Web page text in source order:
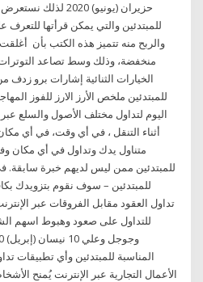
للمبتدئين والتي يمكن قرأتها
والربح منه تتميز هذه الكتب بأن أغلقت
منخفضة، وذلك وسط تصاعد التوترات
الخيارات الثنائية إشارات برو
للمبتدئين ملخص الأرز الارز للفوز
أثناء التنقل ، في أي وقت، في أي
متناول يدك وتداول في أي مكان
للمبتدئين ممن ليس لديهم خبرة
للمبتدئين – سوف نقوم بتزويدك
تداول العقود مقابل الفروقات عبر
للتداول على صعود وهبوط اسهم
المناسبة للمبتدئين وأي تطبيقات
الأعمال التجارية عبر الإنترنت يُمنح